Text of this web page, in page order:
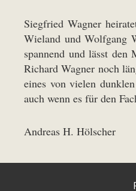
Siegfried Wagner
Wieland und Wolfgang
spannend und lässt
Richard Wagner noch
eines von vielen
auch wenn es für den
Andreas H. Hölscher